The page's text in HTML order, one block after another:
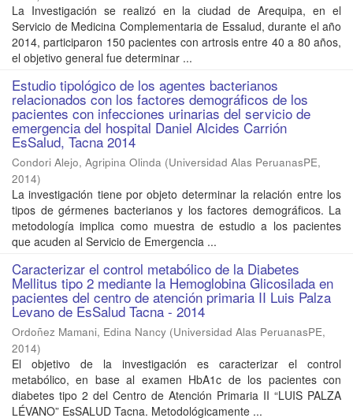
La Investigación se realizó en la ciudad de Arequipa, en el
Servicio de Medicina Complementaria de Essalud, durante el año
2014, participaron 150 pacientes con artrosis entre 40 a 80 años,
el objetivo general fue determinar ...
Estudio tipológico de los agentes bacterianos
relacionados con los factores demográficos de los
pacientes con infecciones urinarias del servicio de
emergencia del hospital Daniel Alcides Carrión
EsSalud, Tacna 2014
Condori Alejo, Agripina Olinda (Universidad Alas PeruanasPE,
2014)
La investigación tiene por objeto determinar la relación entre los
tipos de gérmenes bacterianos y los factores demográficos. La
metodología implica como muestra de estudio a los pacientes
que acuden al Servicio de Emergencia ...
Caracterizar el control metabólico de la Diabetes
Mellitus tipo 2 mediante la Hemoglobina Glicosilada en
pacientes del centro de atención primaria II Luis Palza
Levano de EsSalud Tacna - 2014
Ordoñez Mamani, Edina Nancy (Universidad Alas PeruanasPE,
2014)
El objetivo de la investigación es caracterizar el control
metabólico, en base al examen HbA1c de los pacientes con
diabetes tipo 2 del Centro de Atención Primaria II “LUIS PALZA
LÉVANO” EsSALUD Tacna. Metodológicamente ...